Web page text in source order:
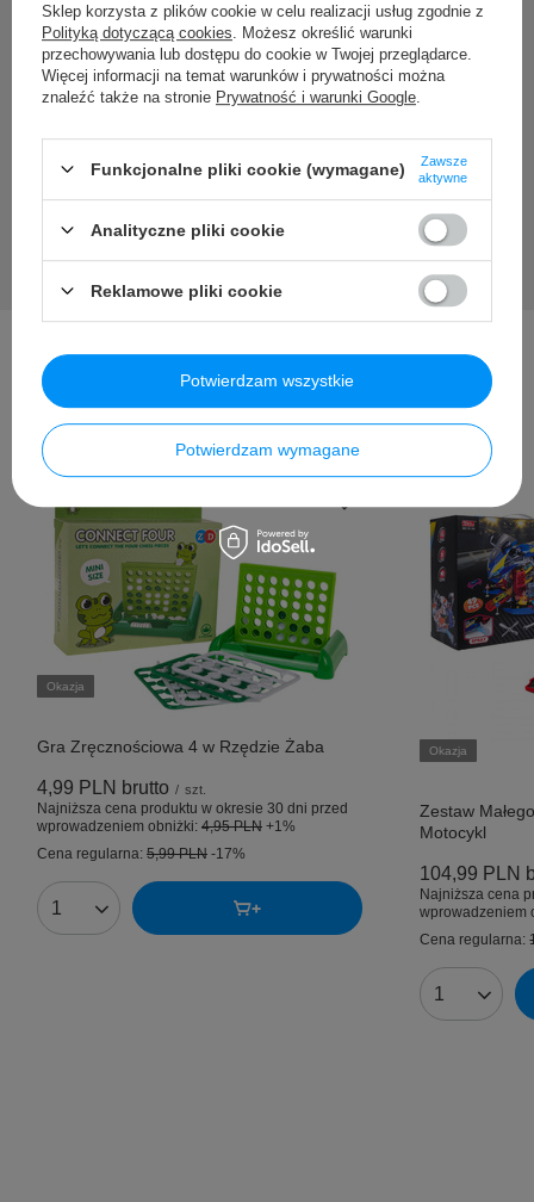
pytania?
Zadaj pytanie a my odpowiemy niezwłocznie, najciekawsze
pytania i odpowiedzi publikując dla innych.
Zadaj pytanie
Inni kupili także ...
Okazja
Gra Zręcznościowa 4 w Rzędzie Żaba
4,99 PLN brutto / szt.
Najniższa cena produktu w okresie 30 dni przed
wprowadzeniem obniżki: 4,95 PLN +1%
Cena regularna: 5,99 PLN -17%
Ilość produktów
Okazja
Zestaw
Motocykl
104,99 PLN
Najniższa cena
wprowadzeniem
Cena regularna:
Ilość
Sklep korzysta z plików cookie w celu realizacji usług zgodnie z
Polityką dotyczącą cookies . Możesz określić warunki
przechowywania lub dostępu do cookie w Twojej przeglądarce.
Więcej informacji na temat warunków i prywatności można
znaleźć także na stronie Prywatność i warunki Google
Funkcjonalne pliki cookie (wymagane)
Zawsze
aktywne
Analityczne pliki cookie
Reklamowe pliki cookie
Potwierdzam wymagane
Potwierdzam wszystkie